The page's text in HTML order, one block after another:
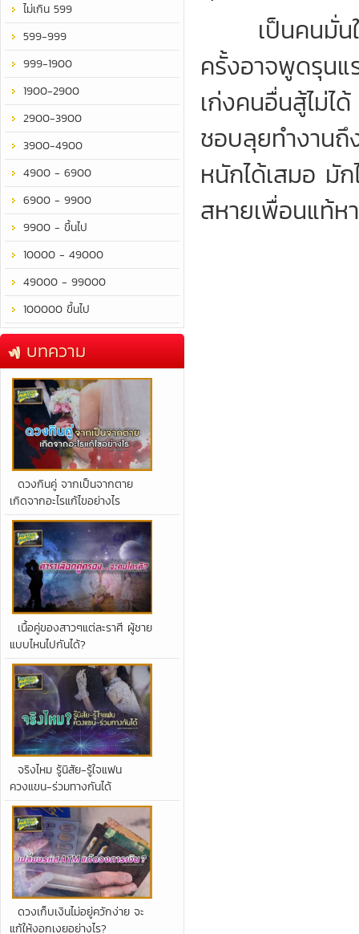
ไม่เกิน 599
599-999
999-1900
1900-2900
2900-3900
3900-4900
4900 - 6900
6900 - 9900
9900 - ขึ้นไป
10000 - 49000
49000 - 99000
100000 ขึ้นไป
บทความ
​ดวงกินคู่ จากเป็นจากตาย
เกิดจากอะไรแก้ไขอย่างไร
เนื้อคู่ของสาวๆแต่ละราศี ผู้ชาย
แบบไหนไปกันได้?
จริงไหม รู้นิสัย-รู้ใจแฟน
ควงแขน-ร่วมทางกันได้
ดวงเก็บเงินไม่อยู่ควักง่าย จะ
แก้ให้งอกเงยอย่างไร?
เป็นคนมั่นใจ
ครั้งอาจพูดรุน
เก่งคนอื่นสู้ไม่ไ
ชอบลุยทำงาน
หนักได้เสมอ มั
สหายเพื่อนแท้ห